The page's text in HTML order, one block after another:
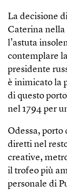
La decisione
Caterina nella
l’astuta
contemplare
presidente
è inimicato la
di questo
nel 1794 per
Odessa,
diretti nel
creative,
il trofeo più
personale di